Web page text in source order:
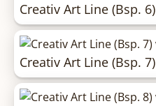
Creativ Art Line (Bsp. 6)
Creativ Art Line (Bsp. 7)